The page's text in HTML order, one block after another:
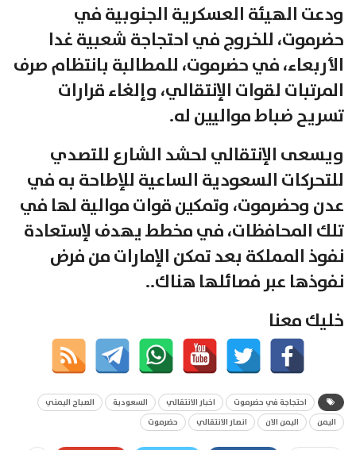
ودعت الهيئة العسكرية الجنوبية في
حضرموت، للخروج في احتجاجة شعبية غدا
الأربعاء، في حضرموت، للمطالبة بانتظام صرف
المرتبات لقوات الإنتقالي، وإلغاء قرارات
تسريح ضباط مواليين له.
ويسعى الإنتقالي لحشد الشارع للتصدي
للتحركات السعودية الساعية للإطاحة به في
عدن وحضرموت، وتمكين قوات موالية لها في
تلك المحافظات، في مخطط يهدف لإستعادة
نفوذ المملكة بعد تمكن الإمارات من فرض
نفوذها عبر فصائلها هناك..
خليك معنا
احتجاجة في حضرموت اخبار الانتقالي السعودية
الصباح اليمني
اليمن
اليمن الان انصار الانتقالي حضرموت